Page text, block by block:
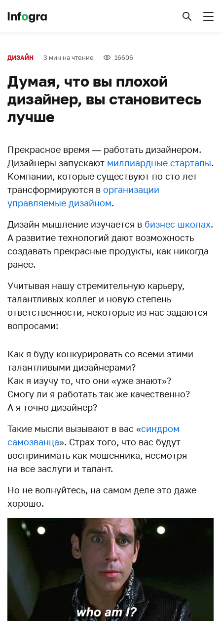
ДИЗАЙН 3 мин на чтение 16606
Думая, что вы плохой
дизайнер, вы становитесь
лучше
Прекрасное время — работать дизайнером.
Дизайнеры запускают миллиардные стартапы.
Компании, которые существуют по сто лет
трансформируются в организации
управляемые дизайном.
Дизайн мышление изучается в бизнес школах.
А развитие технологий дают возможность
создавать прекрасные продукты, как никогда
ранее.
Учитывая нашу стремительную карьеру,
талантливых коллег и новую степень
ответственности, некоторые из нас задаются
вопросами:
Как я буду конкурировать со всеми этими
талантливыми дизайнерами?
Как я изучу то, что они «уже знают»?
Смогу ли я работать так же качественно?
А я точно дизайнер?
Такие мысли вызывают в вас «синдром
самозванца». Страх того, что вас будут
воспринимать как мошенника, несмотря
на все заслуги и талант.
Но не волнуйтесь, на самом деле это даже
хорошо.